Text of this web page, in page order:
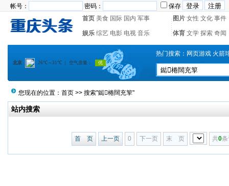
帐号： 密码：
保存
首页 美食 国际 国内 军事 图片 女性 文化 事件
娱乐 综艺 电影 电视 音乐 体育 文学 探索 奇闻
热门搜索： 网页游戏 火箭
您现在的位置： 首页 >> 搜索"鐑棬闊充箰"
站内搜索
首 页 上一页 0 下一页 末 页 共0